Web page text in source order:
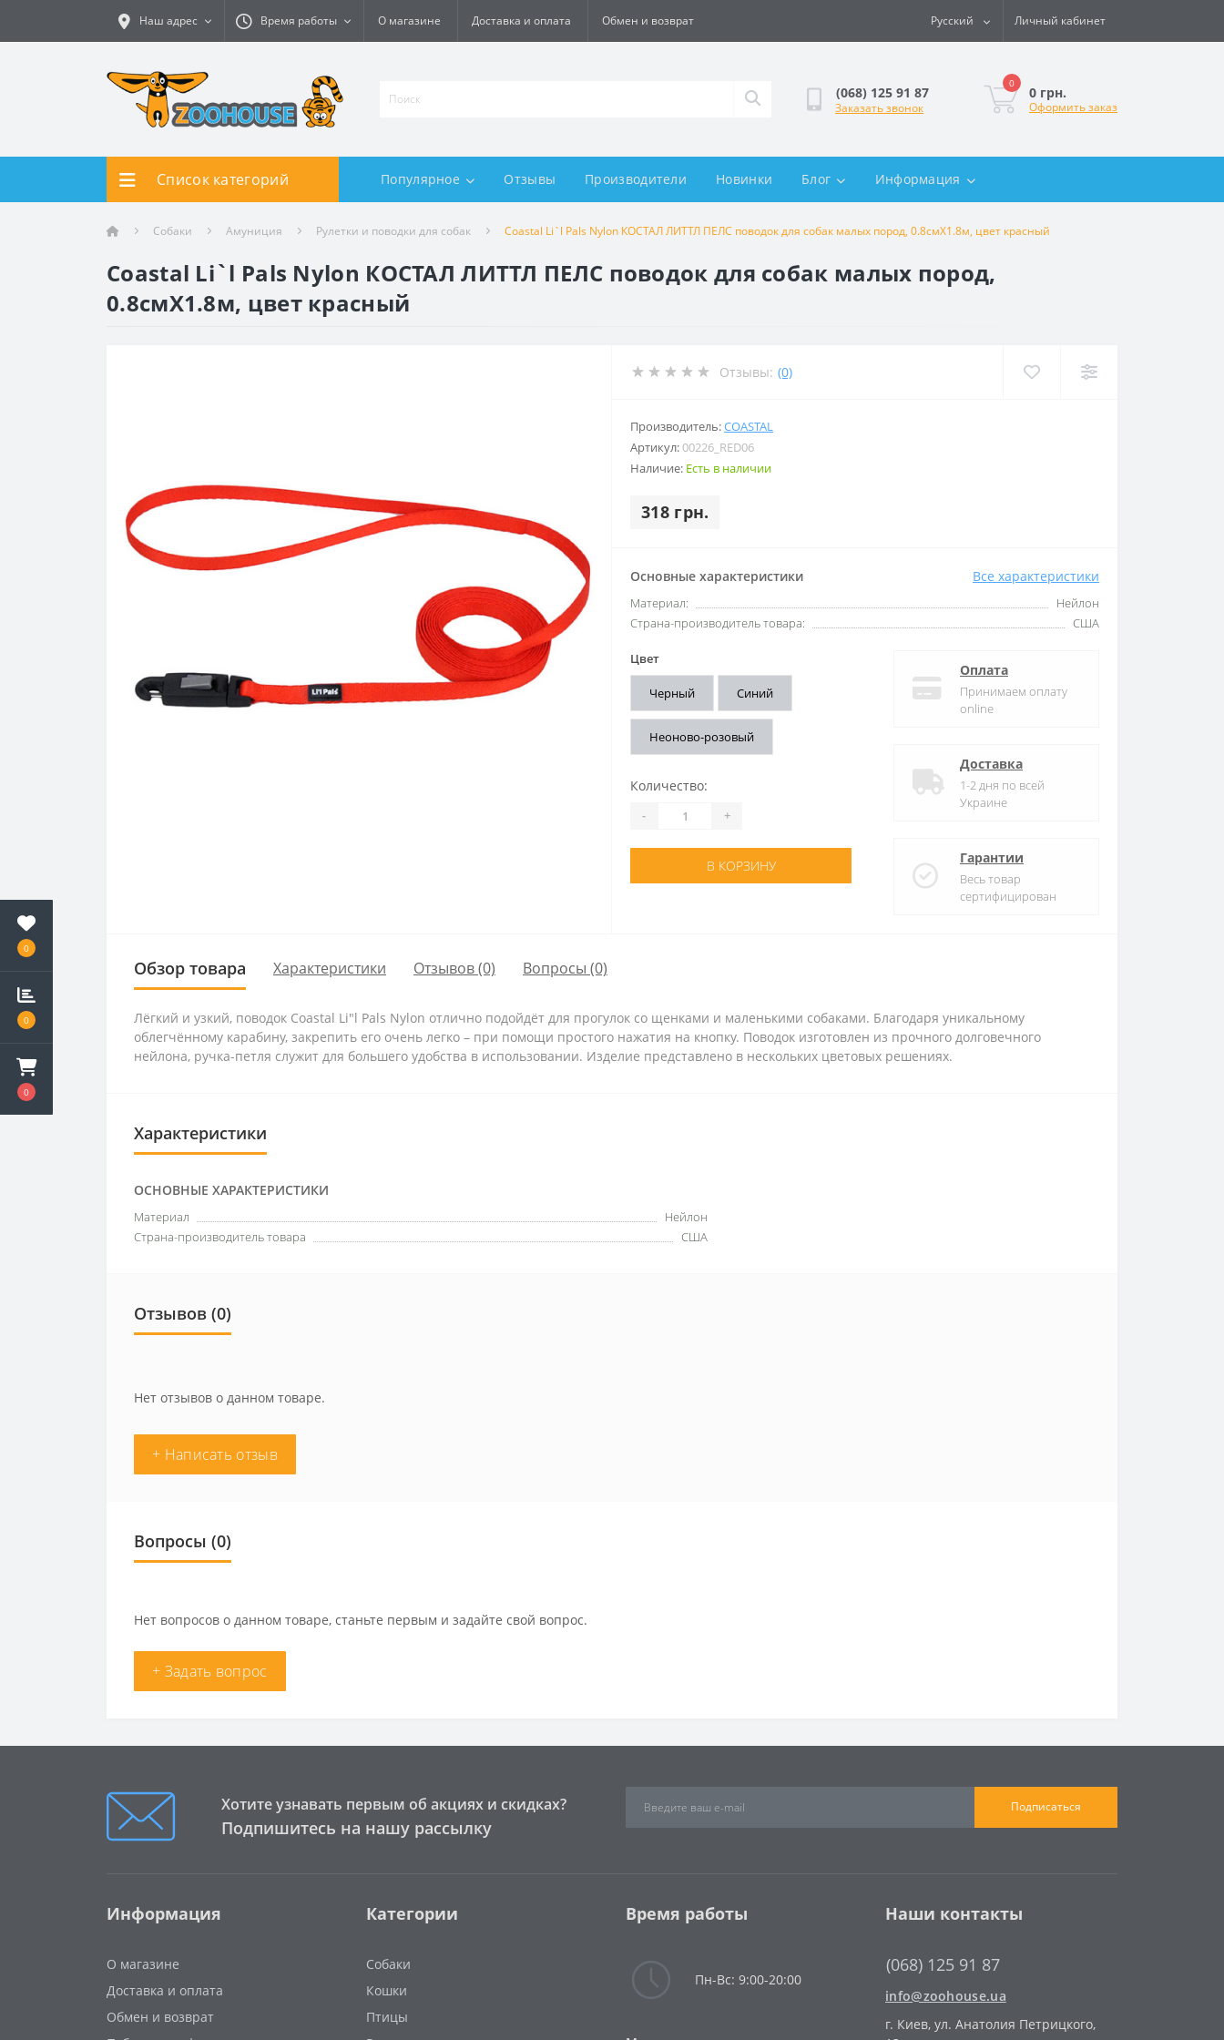
0
0
0
Наш адрес Время работы О магазине Доставка и оплата Обмен и возврат Русский Личный кабинет
(068) 125 91 87
Заказать звонок
0
0 грн.
Оформить заказ
Список категорий Популярное Отзывы Производители Новинки Блог Информация
Собаки Амуниция Рулетки и поводки для собак Coastal Li`l Pals Nylon КОСТАЛ ЛИТТЛ ПЕЛС поводок для собак малых пород, 0.8смХ1.8м, цвет красный
Coastal Li`l Pals Nylon КОСТАЛ ЛИТТЛ ПЕЛС поводок для собак малых пород,
0.8смХ1.8м, цвет красный
Отзывы: (0)
Производитель:COASTAL
Артикул:00226_RED06
Наличие: Есть в наличии
318 грн.
Основные характеристики Все характеристики
Материал:
Нейлон
Страна-производитель товара:
США
Цвет
Черный Синий
Неоново-розовый
Количество:
- +
В КОРЗИНУ
Оплата
Принимаем оплату
online
Доставка
1-2 дня по всей
Украине
Гарантии
Весь товар
сертифицирован
Обзор товара Характеристики Отзывов (0) Вопросы (0)
Лёгкий и узкий, поводок Coastal Li"l Pals Nylon отлично подойдёт для прогулок со щенками и маленькими собаками. Благодаря уникальному
облегчённому карабину, закрепить его очень легко – при помощи простого нажатия на кнопку. Поводок изготовлен из прочного долговечного
нейлона, ручка-петля служит для большего удобства в использовании. Изделие представлено в нескольких цветовых решениях.
Характеристики
ОСНОВНЫЕ ХАРАКТЕРИСТИКИ
Материал
Нейлон
Страна-производитель товара
США
Отзывов (0)
Нет отзывов о данном товаре.
+ Написать отзыв
Вопросы (0)
Нет вопросов о данном товаре, станьте первым и задайте свой вопрос.
+ Задать вопрос
Хотите узнавать первым об акциях и скидках?
Подпишитесь на нашу рассылку
Подписаться
Информация
О магазине
Доставка и оплата
Обмен и возврат
Категории
Собаки
Кошки
Птицы
Время работы
Пн-Вс: 9:00-20:00
Наши контакты
(068) 125 91 87
info@zoohouse.ua
г. Киев, ул. Анатолия Петрицкого,